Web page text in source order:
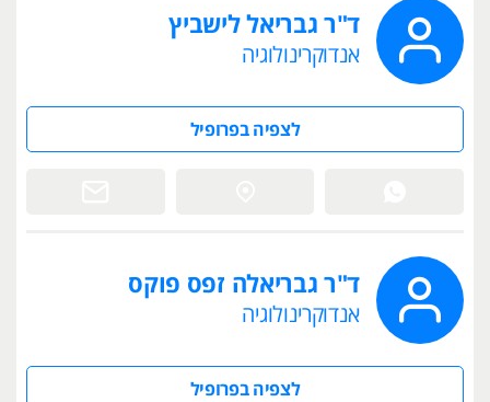
ד"ר גבריאל לישביץ
אנדוקרינולוגיה
לצפיה בפרופיל
ד"ר גבריאלה זפס פוקס
אנדוקרינולוגיה
לצפיה בפרופיל